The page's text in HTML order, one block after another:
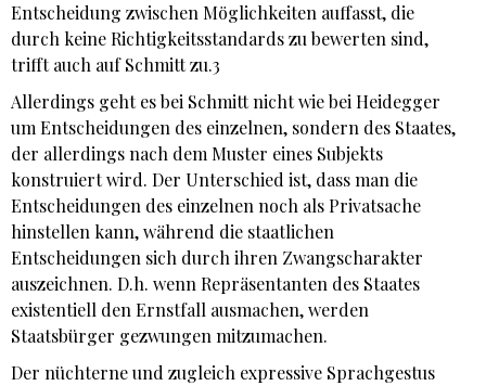
Entscheidung zwischen Möglichkeiten auffasst, die
durch keine Richtigkeitsstandards zu bewerten sind,
trifft auch auf Schmitt zu.3
Allerdings geht es bei Schmitt nicht wie bei Heidegger
um Entscheidungen des einzelnen, sondern des Staates,
der allerdings nach dem Muster eines Subjekts
konstruiert wird. Der Unterschied ist, dass man die
Entscheidungen des einzelnen noch als Privatsache
hinstellen kann, während die staatlichen
Entscheidungen sich durch ihren Zwangscharakter
auszeichnen. D.h. wenn Repräsentanten des Staates
existentiell den Ernstfall ausmachen, werden
Staatsbürger gezwungen mitzumachen.
Der nüchterne und zugleich expressive Sprachgestus